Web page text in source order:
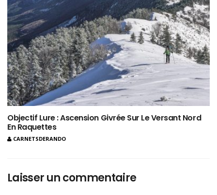
Objectif Lure : Ascension Givrée Sur Le Versant Nord
En Raquettes
CARNETSDERANDO
Laisser un commentaire